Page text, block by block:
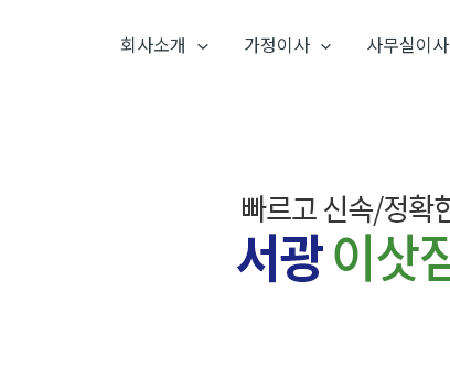
회사소개 가정이사 사무실이사